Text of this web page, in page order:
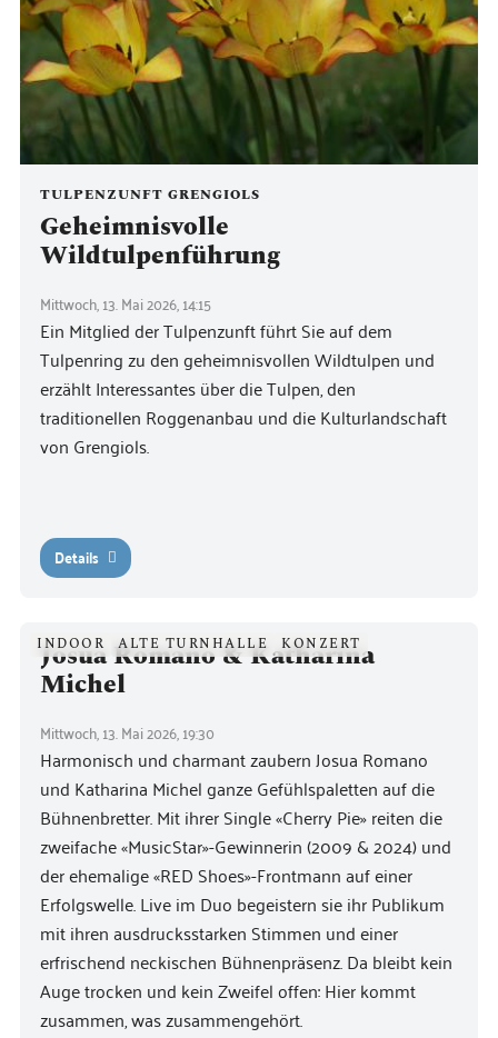
TULPENZUNFT GRENGIOLS
Geheimnisvolle
Wildtulpenführung
Mittwoch, 13. Mai 2026, 14:15
Ein Mitglied der Tulpenzunft führt Sie auf dem
Tulpenring zu den geheimnisvollen Wildtulpen und
erzählt Interessantes über die Tulpen, den
traditionellen Roggenanbau und die Kulturlandschaft
von Grengiols.
Details
INDOOR ALTE TURNHALLE KONZERT
Josua Romano & Katharina
Michel
Mittwoch, 13. Mai 2026, 19:30
Harmonisch und charmant zaubern Josua Romano
und Katharina Michel ganze Gefühlspaletten auf die
Bühnenbretter. Mit ihrer Single «Cherry Pie» reiten die
zweifache «MusicStar»-Gewinnerin (2009 & 2024) und
der ehemalige «RED Shoes»-Frontmann auf einer
Erfolgswelle. Live im Duo begeistern sie ihr Publikum
mit ihren ausdrucksstarken Stimmen und einer
erfrischend neckischen Bühnenpräsenz. Da bleibt kein
Auge trocken und kein Zweifel offen: Hier kommt
zusammen, was zusammengehört.